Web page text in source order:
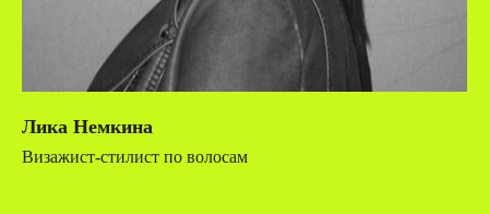
Лика Немкина
Визажист-стилист по волосам